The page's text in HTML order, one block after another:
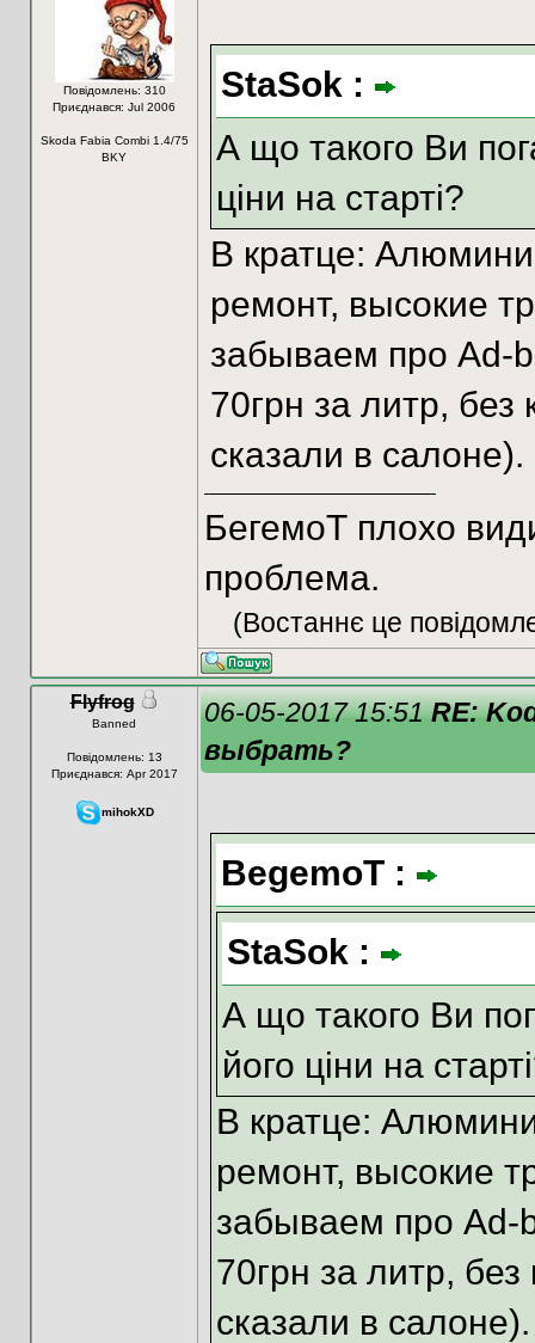
Повідомлень: 310
Приєднався: Jul 2006
Skoda Fabia Combi 1.4/75
BKY
StaSok :
А що такого Ви
ціни на старті?
В кратце:
ремонт, высокие
забываем про Ad-
70грн за литр, без
сказали в
БегемоТ плохо
проблема.
(Востаннє це
Flyfrog
Banned
Повідомлень: 13
Приєднався: Apr 2017
mihokXD
06-05-2017 15:51RE:
выбрать?
BegemoT :
StaSok :
А що такого Ви
його ціни на
В кратце:
ремонт, высокие
забываем про Ad-
70грн за литр, без
сказали в